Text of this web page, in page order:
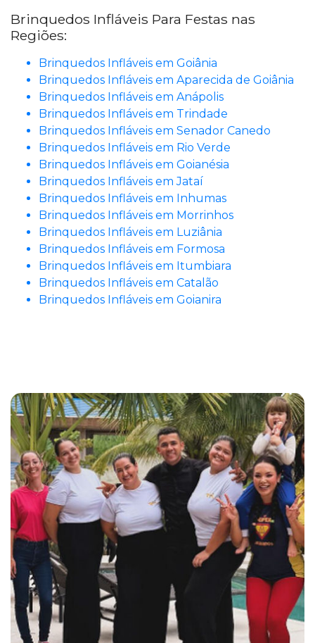
Brinquedos Infláveis Para Festas nas
Regiões:
Brinquedos Infláveis em Goiânia
Brinquedos Infláveis em Aparecida de Goiânia
Brinquedos Infláveis em Anápolis
Brinquedos Infláveis em Trindade
Brinquedos Infláveis em Senador Canedo
Brinquedos Infláveis em Rio Verde
Brinquedos Infláveis em Goianésia
Brinquedos Infláveis em Jataí
Brinquedos Infláveis em Inhumas
Brinquedos Infláveis em Morrinhos
Brinquedos Infláveis em Luziânia
Brinquedos Infláveis em Formosa
Brinquedos Infláveis em Itumbiara
Brinquedos Infláveis em Catalão
Brinquedos Infláveis em Goianira